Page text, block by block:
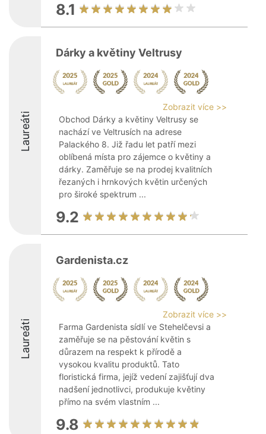
8.1
Laureáti
Dárky a květiny Veltrusy
Zobrazit více >>
Obchod Dárky a květiny Veltrusy se
nachází ve Veltrusích na adrese
Palackého 8. Již řadu let patří mezi
oblíbená místa pro zájemce o květiny a
dárky. Zaměřuje se na prodej kvalitních
řezaných i hrnkových květin určených
pro široké spektrum ...
9.2
Laureáti
Gardenista.cz
Zobrazit více >>
Farma Gardenista sídlí ve Stehelčevsi a
zaměřuje se na pěstování květin s
důrazem na respekt k přírodě a
vysokou kvalitu produktů. Tato
floristická firma, jejíž vedení zajišťují dva
nadšení jednotlivci, produkuje květiny
přímo na svém vlastním ...
9.8